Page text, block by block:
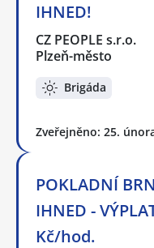
IHNED!
CZ PEOPLE s.r.o.
Plzeň-město
Brigáda
Zveřejněno: 25.
POKLADNÍ
IHNED -
Kč/hod.